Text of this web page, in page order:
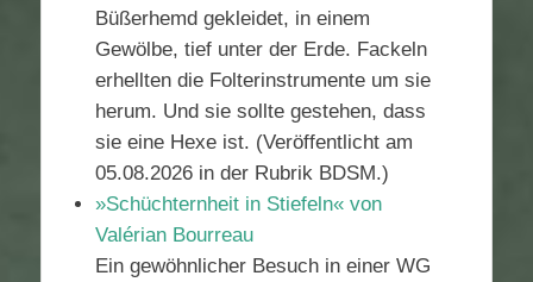
Büßerhemd gekleidet, in einem
Gewölbe, tief unter der Erde. Fackeln
erhellten die Folterinstrumente um sie
herum. Und sie sollte gestehen, dass
sie eine Hexe ist. (Veröffentlicht am
05.08.2026 in der Rubrik BDSM.)
»Schüchternheit in Stiefeln« von
Valérian Bourreau
Ein gewöhnlicher Besuch in einer WG